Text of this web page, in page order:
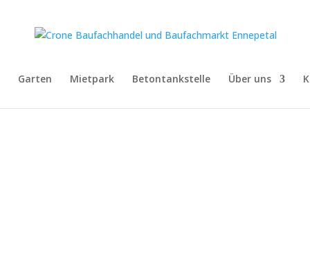
Garten Mietpark Betontankstelle Über uns